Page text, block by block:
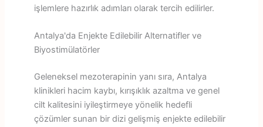
işlemlere hazırlık adımları olarak tercih edilirler.
Antalya'da Enjekte Edilebilir Alternatifler ve
Biyostimülatörler
Geleneksel mezoterapinin yanı sıra, Antalya
klinikleri hacim kaybı, kırışıklık azaltma ve genel
cilt kalitesini iyileştirmeye yönelik hedefli
çözümler sunan bir dizi gelişmiş enjekte edilebilir